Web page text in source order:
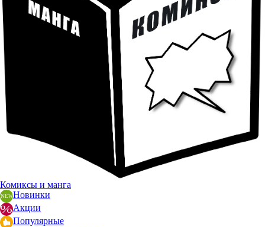
Комиксы и манга
Новинки
Акции
Популярные